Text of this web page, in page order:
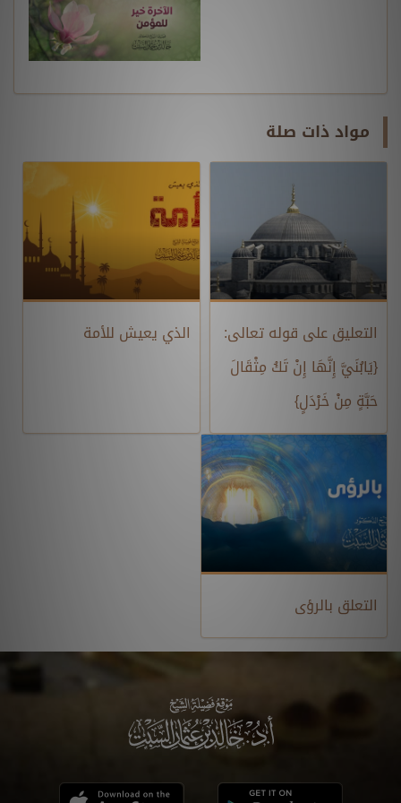
مواد ذات صلة
التعليق على قوله تعالى:
{يَابُنَيَّ إِنَّهَا إِنْ تَكُ مِثْقَالَ
حَبَّةٍ مِنْ خَرْدَلٍ}
الذي يعيش للأمة
التعلق بالرؤى